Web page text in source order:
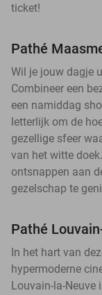
ticket!
Pathé
Wil je jouw dagje
Combineer een
een namiddag
letterlijk om de
gezellige sfeer
van het witte
ontsnappen aan
gezelschap te
Pathé
In het hart van
hypermoderne
Louvain-la-Neuve